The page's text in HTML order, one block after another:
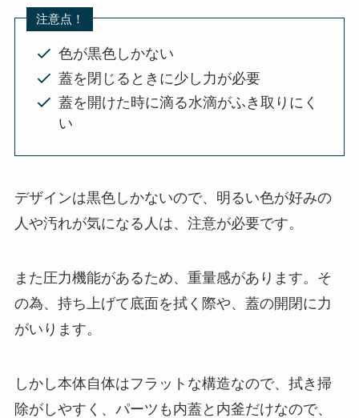
注意点！
色が黒色しかない
蓋を閉じるときに少し力が必要
蓋を開けた時に滴る水滴がふき取りにく
い
デザインは黒色しかないので、明るい色が好みの
人や汚れが気になる人は、注意が必要です。
また圧力機能があるため、重量感があります。そ
の為、持ち上げて底面を拭く際や、蓋の開閉に力
がいります。
しかし本体自体はフラットな構造なので、拭き掃
除がしやすく、パーツも内蓋と内釜だけなので、